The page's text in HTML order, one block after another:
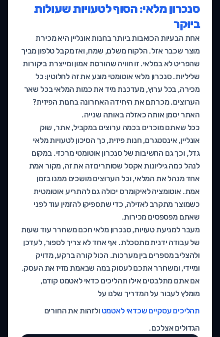
סנכרון מלאי: הסוף לטעויות שעולות
ביוקר
אחת הבעיות הכואבות ביותר בחנות אונליין היא מכירת
מוצר שכבר אזל. הלקוח משלם, שמח, ואז מקבל טלפון מביך
שהפריט לא במלאי. זו חוויה שהורסת אמון ומייצרת ביקורות
שליליות. סנכרון מלאי אוטומטי מונע את זה לחלוטין: כל
מכירה, בכל ערוץ, מעדכנת מיד את כמות המלאי בכל שאר
הערוצים. מכרתם את היחידה האחרונה בחנות הפיזית?
האתר יסמן אותה כאזלה באותה שנייה.
ככל שאתם מוכרים בכמה ערוצים במקביל, אתר, שוק
אונליין, אינסטגרם, חנות פיזית, כך הסיכון לטעויות מלאי
גדל, וכך גם החשיבות של סנכרון אוטומטי מרכזי. במקום
לנהל כמה גיליונות אקסל שסותרים זה את זה, מקור אמת
אחד מנהל את המלאי, וכל הערוצים מושכים ממנו בזמן
אמת. אוטומציה לאיקומרס יכולה גם להתריע אוטומטית
כשמוצר מתקרב לאזילה, כדי שתספיקו להזמין עוד לפני
שאתם מפספסים מכירות.
מעבר למניעת טעויות, סנכרון מלאי חכם משחרר עוד שעות
של עבודה ידנית מתסכלת. אף אחד לא צריך לספור, לעדכן
ולהצליב מספרים בין מערכות. הכול קורה ברקע, מדויק
ומיידי, ומשחרר אתכם לעסוק במה שבאמת מזיז את העסק.
אם אתם מתלבטים אילו תהליכים כדאי לאטמט קודם,
מומלץ לעבור על המדריך שלנו על
תהליכים עסקיים שכדאי לאטמט ולזהות את החורים
הגדולים אצלכם.